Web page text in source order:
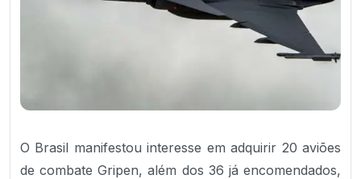
O Brasil manifestou interesse em adquirir 20 aviões
de combate Gripen, além dos 36 já encomendados,